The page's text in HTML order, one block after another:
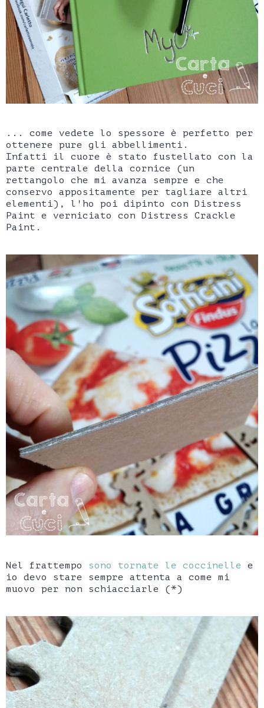
... come vedete lo spessore è perfetto per
ottenere pure gli abbellimenti.
Infatti il cuore è stato fustellato con la
parte centrale della cornice (un
rettangolo che mi avanza sempre e che
conservo appositamente per tagliare altri
elementi), l'ho poi dipinto con Distress
Paint e verniciato con Distress Crackle
Paint.
Nel frattempo sono tornate le coccinelle e
io devo stare sempre attenta a come mi
muovo per non schiacciarle (*)